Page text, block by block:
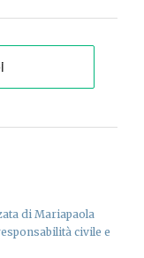
di Mariapaola
civile e